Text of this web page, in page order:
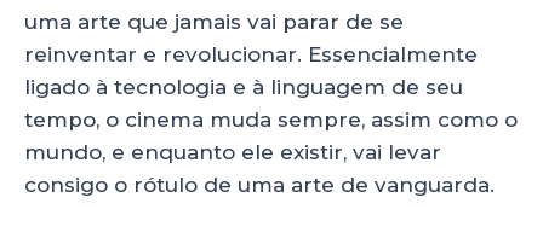
uma arte que jamais vai parar de se
reinventar e revolucionar. Essencialmente
ligado à tecnologia e à linguagem de seu
tempo, o cinema muda sempre, assim como o
mundo, e enquanto ele existir, vai levar
consigo o rótulo de uma arte de vanguarda.